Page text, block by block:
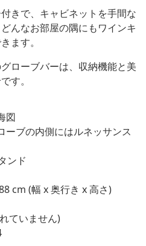
きで、キャビネットを手間な
んなお部屋の隅にもワインキ
ます。
ローブバーは、収納機能と美
す。
図
ーブの内側にはルネッサンス
ンド
cm (幅 x 奥行き x 高さ)
ていません)